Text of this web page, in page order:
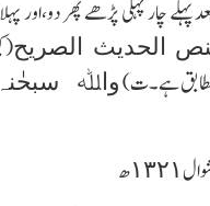
چار پہلی پڑھے پھر دو،اور
الحدیث الصریح
ہے۔ت)واﷲ